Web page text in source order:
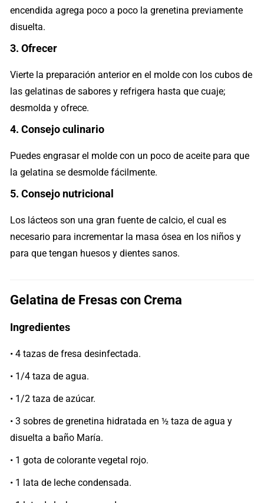
encendida agrega poco a poco la grenetina previamente
disuelta.
3. Ofrecer
Vierte la preparación anterior en el molde con los cubos de
las gelatinas de sabores y refrigera hasta que cuaje;
desmolda y ofrece.
4. Consejo culinario
Puedes engrasar el molde con un poco de aceite para que
la gelatina se desmolde fácilmente.
5. Consejo nutricional
Los lácteos son una gran fuente de calcio, el cual es
necesario para incrementar la masa ósea en los niños y
para que tengan huesos y dientes sanos.
Gelatina de Fresas con Crema
Ingredientes
• 4 tazas de fresa desinfectada.
• 1/4 taza de agua.
• 1/2 taza de azúcar.
• 3 sobres de grenetina hidratada en ½ taza de agua y
disuelta a baño María.
• 1 gota de colorante vegetal rojo.
• 1 lata de leche condensada.